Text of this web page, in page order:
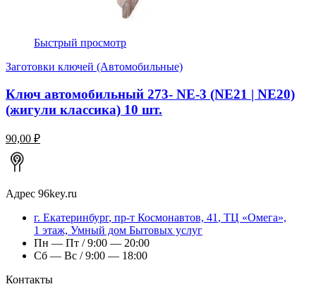
Быстрый просмотр
Заготовки ключей (Автомобильные)
Ключ автомобильный 273- NE-3 (NE21 | NE20)
(жигули классика) 10 шт.
90,00 ₽
Адрес 96key.ru
г. Екатеринбург, пр-т Космонавтов, 41, ТЦ «Омега»,
1 этаж, Умный дом Бытовых услуг
Пн — Пт / 9:00 — 20:00
Сб — Вс / 9:00 — 18:00
Контакты